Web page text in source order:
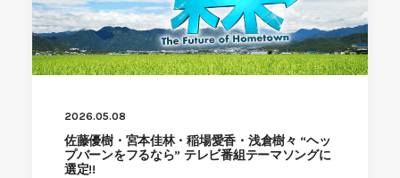
2026.05.08
佐藤優樹・宮本佳林・稲場愛香・浅倉樹々 “ヘッ
プバーンをフるなら” テレビ番組テーマソングに
選定!!